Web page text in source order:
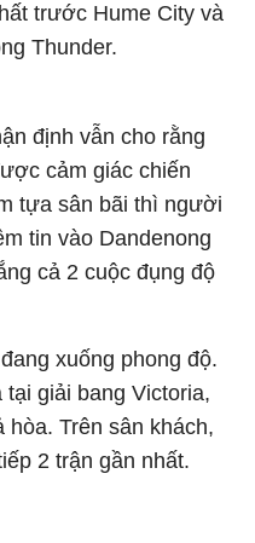
trước Hume City và
Thunder.
định vẫn cho rằng
cảm giác chiến
tựa sân bãi thì người
tin vào Dandenong
cả 2 cuộc đụng độ
xuống phong độ.
giải bang Victoria,
hòa. Trên sân khách,
2 trận gần nhất.